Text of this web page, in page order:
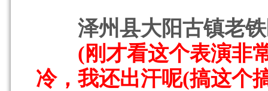
泽州县大阳古镇老铁
(刚才看这个表演非常
冷，我还出汗呢(搞这个